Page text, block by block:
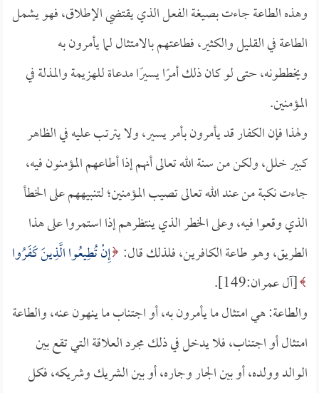
وهذه الطاعة جاءت بصيغة الفعل الذي يقتضي الإطلاق، فهو يشمل
الطاعة في القليل والكثير، فطاعتهم بالامتثال لما يأمرون به
ويخططونه، حتى لو كان ذلك أمرًا يسيرًا مدعاة للهزيمة والمذلة في
المؤمنين.
ولهذا فإن الكفار قد يأمرون بأمر يسير، ولا يترتب عليه في الظاهر
كبير خلل، ولكن من سنة الله تعالى أنهم إذا أطاعهم المؤمنون فيه،
جاءت نكبة من عند الله تعالى تصيب المؤمنين؛ لتنبيههم على الخطأ
الذي وقعوا فيه، وعلى الخطر الذي ينتظرهم إذا استمروا على هذا
الطريق، وهو طاعة الكافرين، فلذلك قال: إِنْ تُطِيعُوا الَّذِينَ كَفَرُوا
[آل عمران:149].
والطاعة: هي امتثال ما يأمرون به، أو اجتناب ما ينهون عنه، والطاعة
امتثال أو اجتناب، فلا يدخل في ذلك مجرد العلاقة التي تقع بين
الوالد وولده، أو بين الجار وجاره، أو بين الشريك وشريكه، فكل